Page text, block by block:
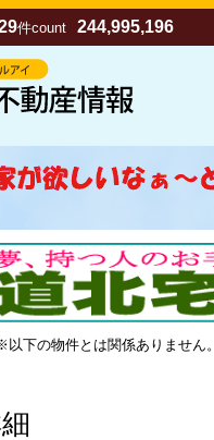
件count 244,995,196
下の物件とは関係ありません。